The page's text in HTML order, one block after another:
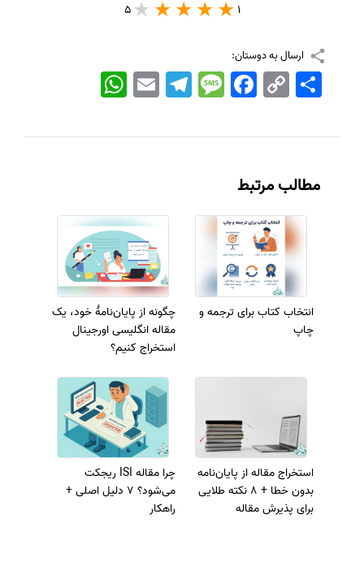
1
5
ارسال به دوستان:
WhatsApp EmailTelegramMessageFacebook Copy
Link
اشتراک
مطالب مرتبط
انتخاب کتاب برای ترجمه و
چاپ
چگونه از پایان‌نامهٔ خود، یک
مقاله انگلیسی اورجینال
استخراج کنیم؟
استخراج مقاله از پایان‌نامه
بدون خطا + 8 نکته طلایی
برای پذیرش مقاله
چرا مقاله ISI ریجکت
می‌شود؟ 7 دلیل اصلی +
راهکار